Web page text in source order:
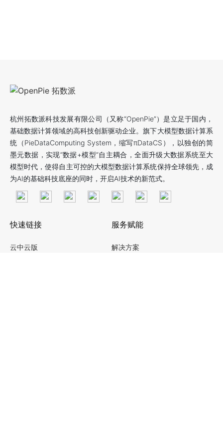
杭州拓数派科技发展有限公司（又称“OpenPie”）是立足于国内，
基础数据计算领域的高科技创新驱动企业。旗下大模型数据计算系
统（PieDataComputing System，缩写πDataCS），以独创的简
墨元数据，实现“数据+模型”自主耦合，全面升级大数据系统至大
模型时代，使得自主可控的大模型数据计算系统保持全球领先，成
为AI的基础科技底座的同时，开启AI技术的新范式。
快速链接
云中云版
服务赋能
解决方案